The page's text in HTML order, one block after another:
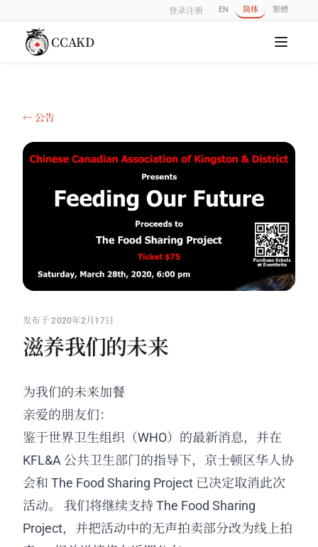
登录注册 EN 简体 繁體
CCAKD
← 公告
发布于 2020年2月17日
滋养我们的未来
为我们的未来加餐
亲爱的朋友们：
鉴于世界卫生组织（WHO）的最新消息，并在
KFL&A 公共卫生部门的指导下，京士顿区华人协
会和 The Food Sharing Project 已决定取消此次
活动。 我们将继续支持 The Food Sharing
Project，并把活动中的无声拍卖部分改为线上拍